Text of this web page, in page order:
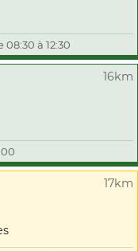
à 12:30
16km
17km